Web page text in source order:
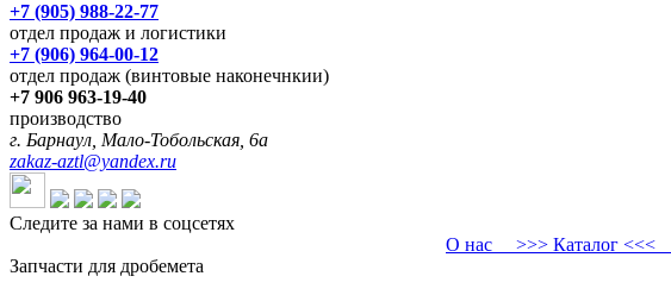
+7 (905) 988-22-77
отдел продаж и логистики
+7 (906) 964-00-12
отдел продаж (винтовые наконечнкии)
+7 906 963-19-40
производство
г. Барнаул, Мало-Тобольская, 6а
zakaz-aztl@yandex.ru
Следите за нами в соцсетях
О нас >>> Каталог <<<
Запчасти для дробемета